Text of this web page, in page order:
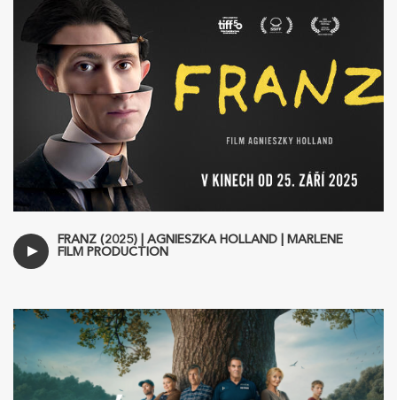
FRANZ (2025) | AGNIESZKA HOLLAND | MARLENE
FILM PRODUCTION